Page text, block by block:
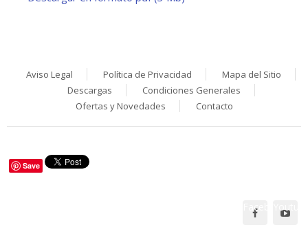
Aviso Legal Política de Privacidad
Mapa del Sitio
Descargas
Condiciones Generales
Ofertas y Novedades
Contacto
Save
Facebook